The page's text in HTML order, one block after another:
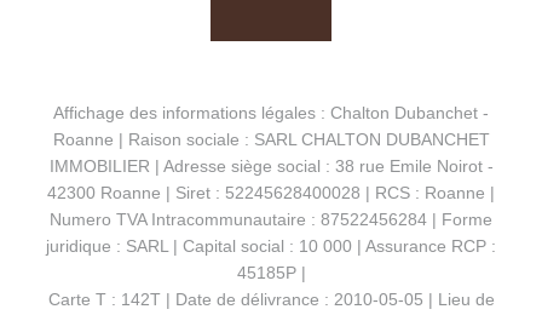
Affichage des informations légales : Chalton Dubanchet -
Roanne | Raison sociale : SARL CHALTON DUBANCHET
IMMOBILIER | Adresse siège social : 38 rue Emile Noirot -
42300 Roanne | Siret : 52245628400028 | RCS : Roanne |
Numero TVA Intracommunautaire : 87522456284 | Forme
juridique : SARL | Capital social : 10 000 | Assurance RCP :
45185P |
Carte T : 142T | Date de délivrance : 2010-05-05 | Lieu de